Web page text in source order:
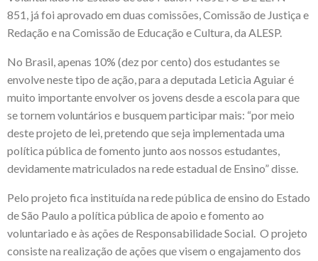
851, já foi aprovado em duas comissões, Comissão de Justiça e
Redação e na Comissão de Educação e Cultura, da ALESP.
No Brasil, apenas 10% (dez por cento) dos estudantes se
envolve neste tipo de ação, para a deputada Leticia Aguiar é
muito importante envolver os jovens desde a escola para que
se tornem voluntários e busquem participar mais: “por meio
deste projeto de lei, pretendo que seja implementada uma
política pública de fomento junto aos nossos estudantes,
devidamente matriculados na rede estadual de Ensino” disse.
Pelo projeto fica instituída na rede pública de ensino do Estado
de São Paulo a política pública de apoio e fomento ao
voluntariado e às ações de Responsabilidade Social. O projeto
consiste na realização de ações que visem o engajamento dos